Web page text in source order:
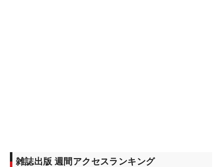
雑誌出版 週間アクセスランキング